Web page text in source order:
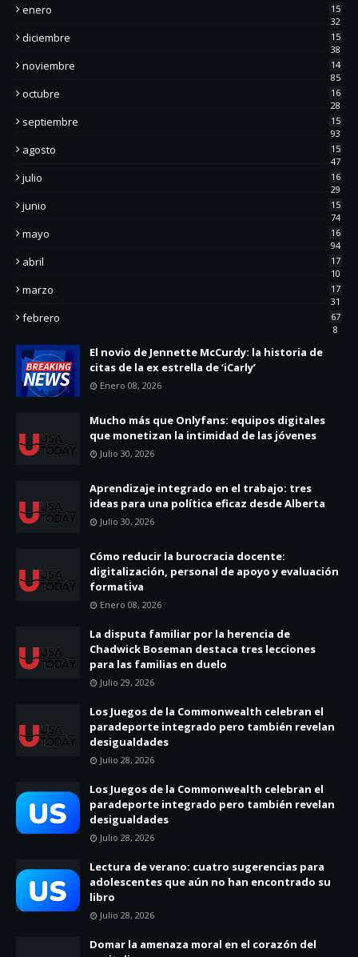
enero
15
32
diciembre
15
38
noviembre
14
85
octubre
16
28
septiembre
15
93
agosto
15
47
julio
16
29
junio
15
74
mayo
16
94
abril
17
10
marzo
17
31
febrero
67
8
El novio de Jennette McCurdy: la historia de
citas de la ex estrella de ‘iCarly’
Enero 08, 2026
Mucho más que Onlyfans: equipos digitales
que monetizan la intimidad de las jóvenes
Julio 30, 2026
Aprendizaje integrado en el trabajo: tres
ideas para una política eficaz desde Alberta
Julio 30, 2026
Cómo reducir la burocracia docente:
digitalización, personal de apoyo y evaluación
formativa
Enero 08, 2026
La disputa familiar por la herencia de
Chadwick Boseman destaca tres lecciones
para las familias en duelo
Julio 29, 2026
Los Juegos de la Commonwealth celebran el
paradeporte integrado pero también revelan
desigualdades
Julio 28, 2026
Los Juegos de la Commonwealth celebran el
paradeporte integrado pero también revelan
desigualdades
Julio 28, 2026
Lectura de verano: cuatro sugerencias para
adolescentes que aún no han encontrado su
libro
Julio 28, 2026
Domar la amenaza moral en el corazón del